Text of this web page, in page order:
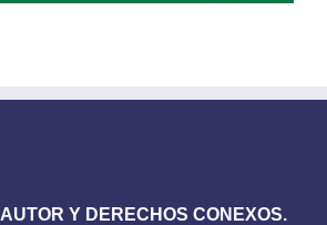
Y DERECHOS CONEXOS.